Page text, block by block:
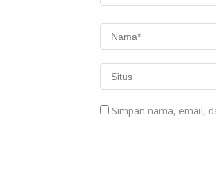
Simpan nama, email,